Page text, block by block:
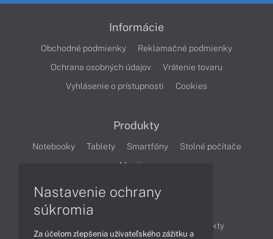
Informácie
Obchodné podmienky
Reklamačné podmienky
Ochrana osobných údajov
Vrátenie tovaru
Vyhlásenie o prístupnosti
Cookies
Produkty
Notebooky Tablety Smartfóny
Stolné počítače
Monitory
Produkty
Nastavenie ochrany
súkromia
Za účelom zlepšenia užívateľského zážitku a